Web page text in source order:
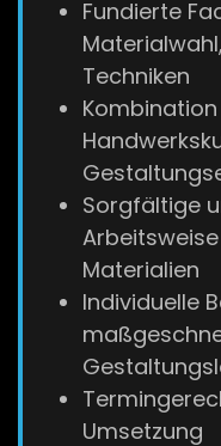
Fundierte
Techniken
Sorgfältige
Materialien
Individuelle
Umsetzung